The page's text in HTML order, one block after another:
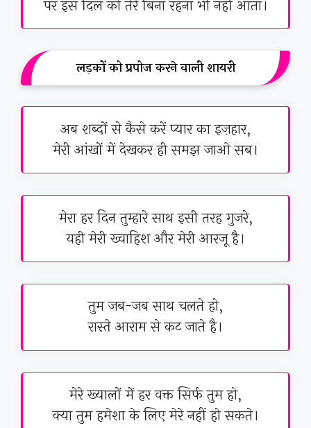
पर इस दिल को तेरे बिना रहना भी नहीं आता।
लड़कों को प्रपोज करने वाली शायरी
अब शब्दों से कैसे करें प्यार का इज़हार,
मेरी आंखों में देखकर ही समझ जाओ सब।
मेरा हर दिन तुम्हारे साथ इसी तरह गुजरे,
यही मेरी ख्वाहिश और मेरी आरजू है।
तुम जब-जब साथ चलते हो,
रास्ते आराम से कट जाते है।
मेरे ख्यालों में हर वक्त सिर्फ तुम हो,
क्या तुम हमेशा के लिए मेरे नहीं हो सकते।